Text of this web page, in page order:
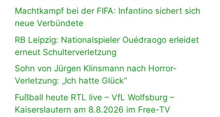
Machtkampf bei der FIFA: Infantino sichert sich
neue Verbündete
RB Leipzig: Nationalspieler Ouédraogo erleidet
erneut Schulterverletzung
Sohn von Jürgen Klinsmann nach Horror-
Verletzung: „Ich hatte Glück“
Fußball heute RTL live – VfL Wolfsburg –
Kaiserslautern am 8.8.2026 im Free-TV